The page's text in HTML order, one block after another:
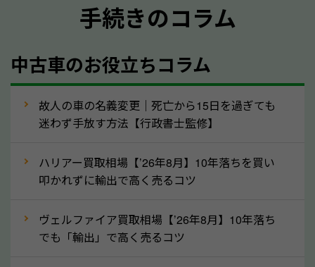
メーカー／車種
型式／グレード
走行距離（例：約〇万キロ）
車検の満了日
内装や外装の状態
定を行い高価買取価格をつけやすくなります。
ってきます！
手続きのコラム
中古車のお役立ちコラム
故人の車の名義変更｜死亡から15日を過ぎても
迷わず手放す方法【行政書士監修】
ハリアー買取相場【’26年8月】10年落ちを買い
叩かれずに輸出で高く売るコツ
ヴェルファイア買取相場【’26年8月】10年落ち
でも「輸出」で高く売るコツ